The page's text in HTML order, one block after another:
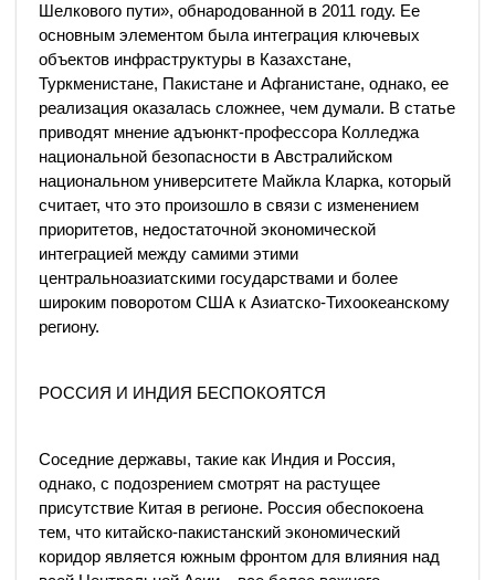
Шелкового пути», обнародованной в 2011 году. Ее
основным элементом была интеграция ключевых
объектов инфраструктуры в Казахстане,
Туркменистане, Пакистане и Афганистане, однако, ее
реализация оказалась сложнее, чем думали. В статье
приводят мнение адъюнкт-профессора Колледжа
национальной безопасности в Австралийском
национальном университете Майкла Кларка, который
считает, что это произошло в связи с изменением
приоритетов, недостаточной экономической
интеграцией между самими этими
центральноазиатскими государствами и более
широким поворотом США к Азиатско-Тихоокеанскому
региону.
РОССИЯ И ИНДИЯ БЕСПОКОЯТСЯ
Соседние державы, такие как Индия и Россия,
однако, с подозрением смотрят на растущее
присутствие Китая в регионе. Россия обеспокоена
тем, что китайско-пакистанский экономический
коридор является южным фронтом для влияния над